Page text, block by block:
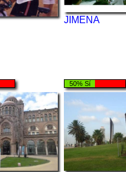
JIMENA
50% Sí